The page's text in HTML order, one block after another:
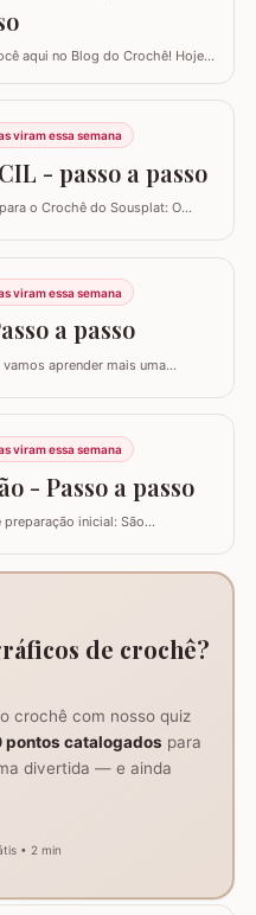
aqui no Blog do Crochê! Hoje
SIMPLES. Este é um
fácil de executar e muito
você adapte o tamanho
garantindo que o…
viram essa semana
- passo a passo
o Crochê do Sousplat: O
tesoura e agulha de tapeçaria
viram essa semana
a passo
aprender mais uma
ao formato de
viram essa semana
- Passo a passo
inicial: São
do centro do tapete: Comece
uma argola de 10…
de crochê?
crochê com nosso quiz
pontos catalogados para
divertida — e ainda
• 2 min